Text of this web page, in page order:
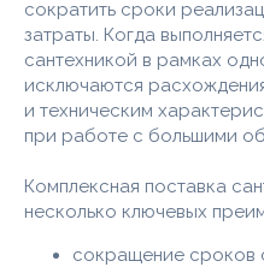
сократить сроки
затраты. Когда
сантехникой в рамках
исключаются
и техническим
при работе с большими
Комплексная поставка
несколько ключевых
сокращение сроков